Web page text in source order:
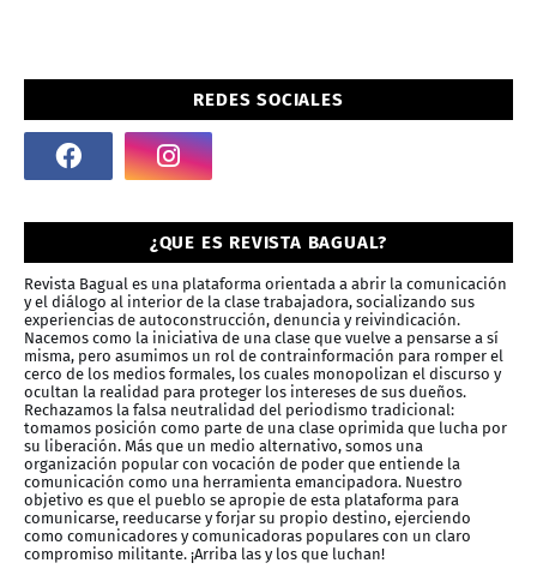
REDES SOCIALES
¿QUE ES REVISTA BAGUAL?
Revista Bagual es una plataforma orientada a abrir la comunicación
y el diálogo al interior de la clase trabajadora, socializando sus
experiencias de autoconstrucción, denuncia y reivindicación.
Nacemos como la iniciativa de una clase que vuelve a pensarse a sí
misma, pero asumimos un rol de contrainformación para romper el
cerco de los medios formales, los cuales monopolizan el discurso y
ocultan la realidad para proteger los intereses de sus dueños.
Rechazamos la falsa neutralidad del periodismo tradicional:
tomamos posición como parte de una clase oprimida que lucha por
su liberación. Más que un medio alternativo, somos una
organización popular con vocación de poder que entiende la
comunicación como una herramienta emancipadora. Nuestro
objetivo es que el pueblo se apropie de esta plataforma para
comunicarse, reeducarse y forjar su propio destino, ejerciendo
como comunicadores y comunicadoras populares con un claro
compromiso militante. ¡Arriba las y los que luchan!